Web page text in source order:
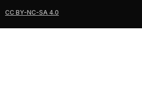
CC BY-NC-SA 4.0